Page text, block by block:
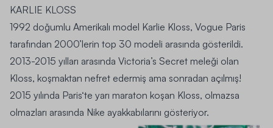
KARLIE KLOSS
1992 doğumlu Amerikalı model Karlie Kloss, Vogue Paris
tarafından 2000’lerin top 30 modeli arasında gösterildi.
2013-2015 yılları arasında Victoria’s Secret meleği olan
Kloss, koşmaktan nefret edermiş ama sonradan açılmış!
2015 yılında Paris‘te yarı maraton koşan Kloss, olmazsa
olmazları arasında Nike ayakkabılarını gösteriyor.